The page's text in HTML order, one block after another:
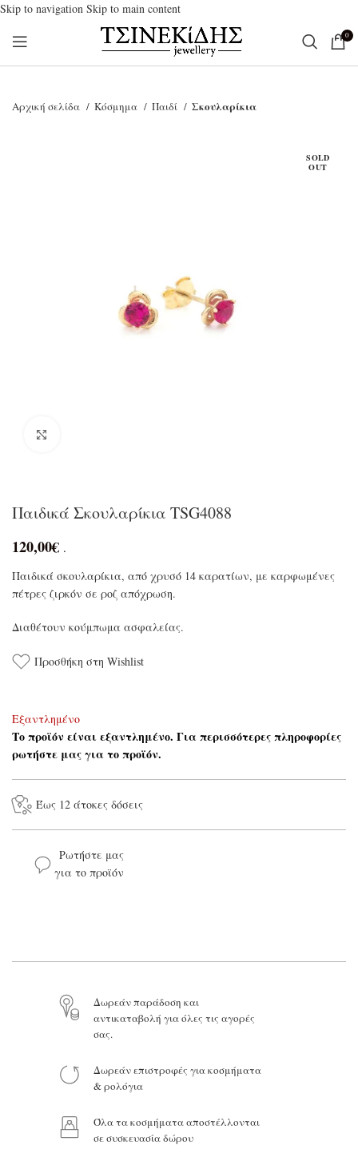
Skip to navigation Skip to main content
0
Αρχική σελίδα Κόσμημα Παιδί Σκουλαρίκια
SOLD
OUT
Παιδικά Σκουλαρίκια TSG4088
120,00€ .
Παιδικά σκουλαρίκια, από χρυσό 14 καρατίων, με καρφωμένες
πέτρες ζιρκόν σε ροζ απόχρωση.
Διαθέτουν κούμπωμα ασφαλείας.
Προσθήκη στη Wishlist
Εξαντλημένο
Το προϊόν είναι εξαντλημένο. Για περισσότερες πληροφορίες
ρωτήστε μας για το προϊόν.
Έως 12 άτοκες δόσεις
Ρωτήστε μας
για το προϊόν
Το μήνυμά σας
Δωρεάν παράδοση και
αντικαταβολή για όλες τις αγορές
σας.
Δωρεάν επιστροφές για κοσμήματα
& ρολόγια
Όλα τα κοσμήματα αποστέλλονται
σε συσκευασία δώρου